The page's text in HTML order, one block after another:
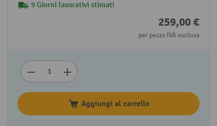
9 Giorni lavorativi stimati
259,00 €
per pezzo IVA esclusa
Aggiungi al carrello